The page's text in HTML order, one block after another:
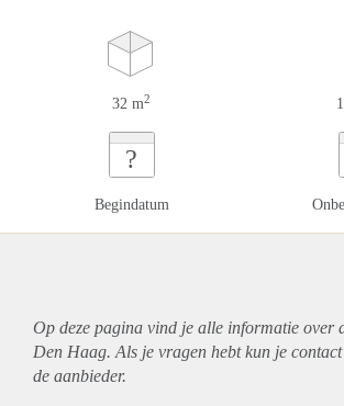
32 m2
?
Begindatum
Op deze pagina vind je alle informatie over
Den Haag. Als je vragen hebt kun je
de aanbieder.